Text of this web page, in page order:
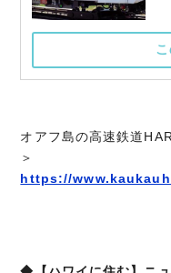
オアフ島の高速鉄道
＞
https://